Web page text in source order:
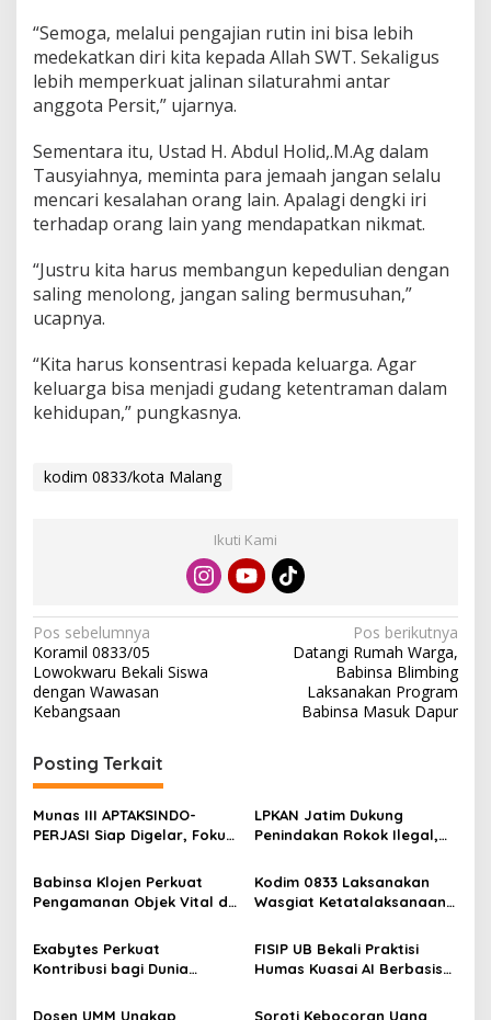
i
a
n
B
u
a
n
a
n
“Semoga, melalui pengajian rutin ini bisa lebih
medekatkan diri kita kepada Allah SWT. Sekaligus
lebih memperkuat jalinan silaturahmi antar
anggota Persit,” ujarnya.
Sementara itu, Ustad H. Abdul Holid,.M.Ag dalam
Tausyiahnya, meminta para jemaah jangan selalu
mencari kesalahan orang lain. Apalagi dengki iri
terhadap orang lain yang mendapatkan nikmat.
“Justru kita harus membangun kepedulian dengan
saling menolong, jangan saling bermusuhan,”
ucapnya.
“Kita harus konsentrasi kepada keluarga. Agar
keluarga bisa menjadi gudang ketentraman dalam
kehidupan,” pungkasnya.
kodim 0833/kota Malang
Ikuti Kami
N
a
v
g
a
s
p
o
s
Pos sebelumnya
Koramil 0833/05
Lowokwaru Bekali Siswa
dengan Wawasan
Kebangsaan
Pos berikutnya
Datangi Rumah Warga,
Babinsa Blimbing
Laksanakan Program
Babinsa Masuk Dapur
Posting Terkait
Munas III APTAKSINDO-
PERJASI Siap Digelar, Fokus
Regenerasi Kepemimpinan
LPKAN Jatim Dukung
Penindakan Rokok Ilegal,
Jangan Korbankan Petani
Babinsa Klojen Perkuat
Pengamanan Objek Vital di
Lama
Kodim 0833 Laksanakan
Wasgiat Ketatalaksanaan
Exabytes Perkuat
Kontribusi bagi Dunia
Melalui Kerja Sama dengan
FISIP UB Bekali Praktisi
Humas Kuasai AI Berbasis
Dosen UMM Ungkap
Soroti Kebocoran Uang